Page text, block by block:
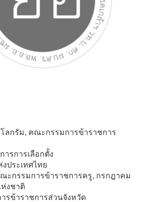
โลกรัม, คณะกรรมการข้าราชการ
รการเลือกตั้ง
ประเทศไทย
ะกรรมการข้าราชการครู, กรกฎาคม
ห่งชาติ
รข้าราชการส่วนจังหวัด